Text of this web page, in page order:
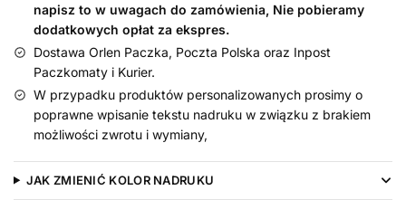
napisz to w uwagach do zamówienia, Nie pobieramy
dodatkowych opłat za ekspres.
Dostawa Orlen Paczka, Poczta Polska oraz Inpost
Paczkomaty i Kurier.
W przypadku produktów personalizowanych prosimy o
poprawne wpisanie tekstu nadruku w związku z brakiem
możliwości zwrotu i wymiany,
JAK ZMIENIĆ KOLOR NADRUKU